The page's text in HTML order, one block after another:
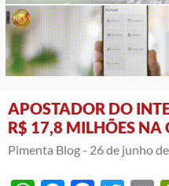
APOSTADOR DO
R$ 17,8 MILHÕES NA
Pimenta Blog - 26 de junho